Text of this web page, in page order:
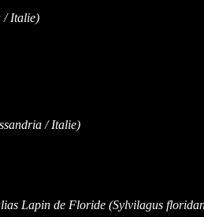
/ Italie)
/ Italie)